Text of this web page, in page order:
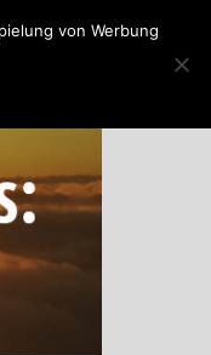
von Werbung